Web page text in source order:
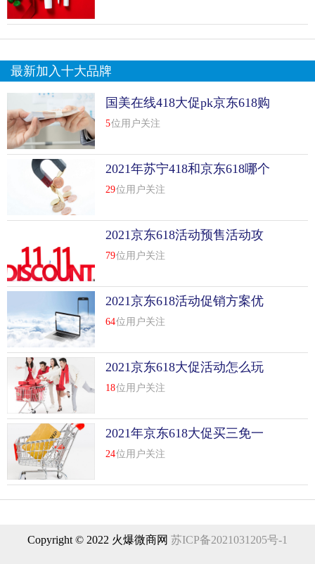
最新加入十大品牌
国美在线418大促pk京东618购
物节
5位用户关注
2021年苏宁418和京东618哪个
更便宜
29位用户关注
2021京东618活动预售活动攻
略
79位用户关注
2021京东618活动促销方案优
秀范文
64位用户关注
2021京东618大促活动怎么玩
18位用户关注
2021年京东618大促买三免一
24位用户关注
Copyright © 2022 火爆微商网 苏ICP备2021031205号-1